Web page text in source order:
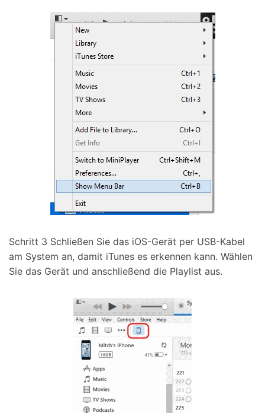
Schritt 3 Schließen Sie das iOS-Gerät per USB-Kabel
am System an, damit iTunes es erkennen kann. Wählen
Sie das Gerät und anschließend die Playlist aus.